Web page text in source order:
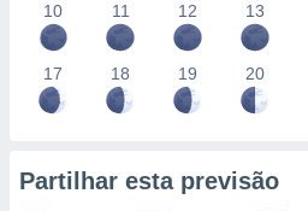
10 11 12 13
17 18 19 20
Partilhar esta previsão